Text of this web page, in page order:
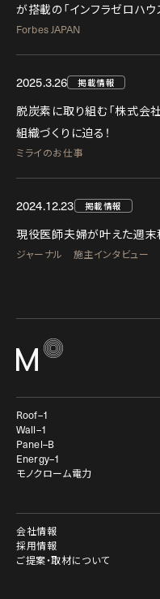
が搭載の「インフラゼロハ
Forbes JAPAN
2025.3.26 掲載情報
脱炭素に取り組む「株式会
組織づくりに迫る！
ミライのお仕事
2024.12.23 掲載情報
現役医師夫婦が叶えた週
ジャーナル 施主インタビュー
Roof–1
Wall–1
Panel–B
Energy–1
モノクローム電力
会社情報
採用情報
ご提案・取材について